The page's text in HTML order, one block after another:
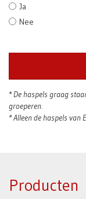
Ja
Nee
* De haspels graag
groeperen.
* Alleen de haspels van
Producten